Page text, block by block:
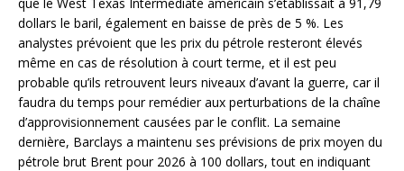
dollars le baril, également en baisse de près de 5 %. Les
analystes prévoient que les prix du pétrole resteront élevés
même en cas de résolution à court terme, et il est peu
probable qu’ils retrouvent leurs niveaux d’avant la guerre, car il
faudra du temps pour remédier aux perturbations de la chaîne
d’approvisionnement causées par le conflit. La semaine
dernière, Barclays a maintenu ses prévisions de prix moyen du
pétrole brut Brent pour 2026 à 100 dollars, tout en indiquant